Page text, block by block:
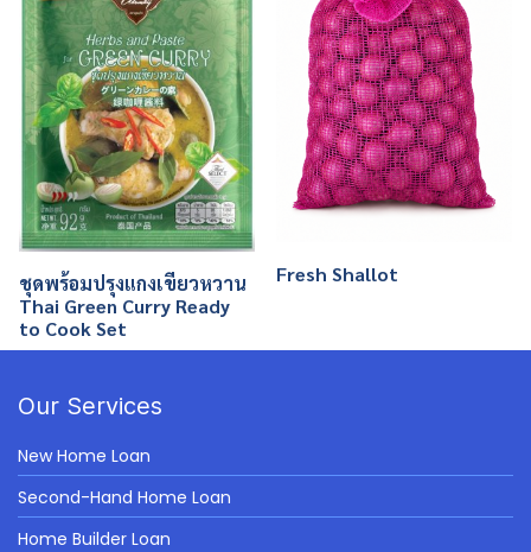
ชุดพร้อมปรุงแกงเขียวหวาน
Thai Green Curry Ready
to Cook Set
Fresh Shallot
Our Services
New Home Loan
Second-Hand Home Loan
Home Builder Loan